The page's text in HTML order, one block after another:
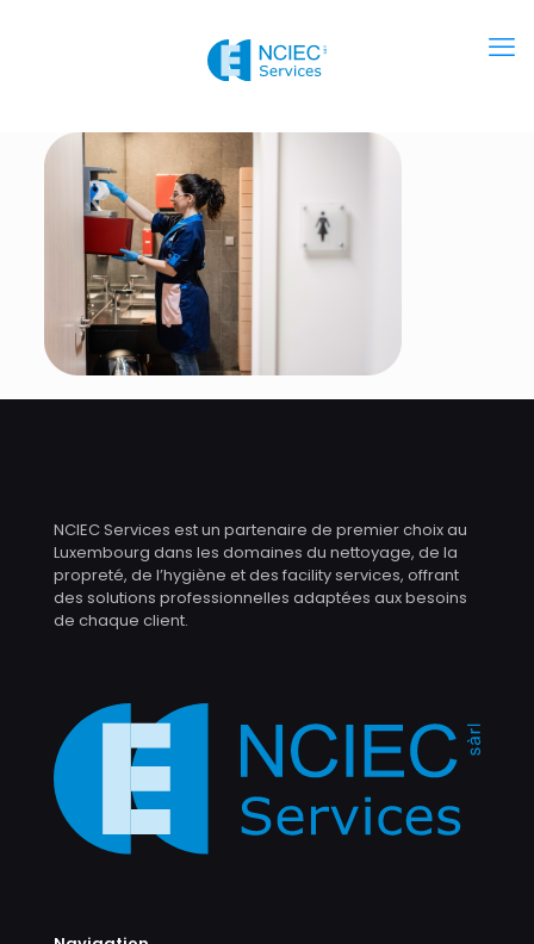
NCIEC Services est un partenaire de premier choix au
Luxembourg dans les domaines du nettoyage, de la
propreté, de l’hygiène et des facility services, offrant
des solutions professionnelles adaptées aux besoins
de chaque client.